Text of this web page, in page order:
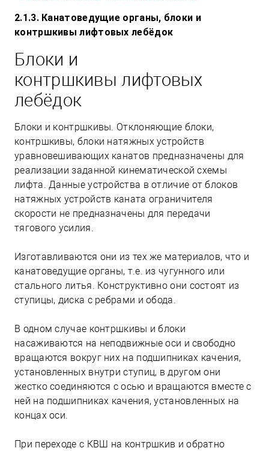
2.1.3. Канатоведущие органы, блоки и
контршкивы лифтовых лебёдок
Блоки и
контршкивы лифтовых
лебёдок
Блоки и контршкивы. Отклоняющие блоки,
контршкивы, блоки натяжных устройств
уравновешивающих канатов предназначены для
реализации заданной кинематической схемы
лифта. Данные устройства в отличие от блоков
натяжных устройств каната ограничителя
скорости не предназначены для передачи
тягового усилия.
Изготавливаются они из тех же материалов, что и
канатоведущие органы, т.е. из чугунного или
стального литья. Конструктивно они состоят из
ступицы, диска с ребрами и обода.
В одном случае контршкивы и блоки
насаживаются на неподвижные оси и свободно
вращаются вокруг них на подшипниках качения,
установленных внутри ступиц, в другом они
жестко соединяются с осью и вращаются вместе с
ней на подшипниках качения, установленных на
концах оси.
При переходе с КВШ на контршкив и обратно